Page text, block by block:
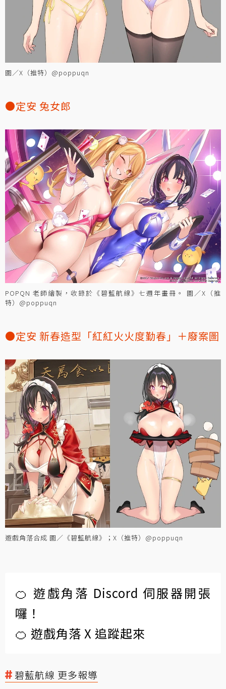
圖／X（推特）@poppuqn
●定安 兔女郎
POPQN 老師繪製，收錄於《碧藍航線》七週年畫冊。 圖／X（推
特）@poppuqn
●定安 新春造型「紅紅火火度勤春」＋廢案圖
遊戲角落合成 圖／《碧藍航線》；X（推特）@poppuqn
🍊 遊戲角落 Discord 伺服器開張
囉！
🍊 遊戲角落 X 追蹤起來
碧藍航線 更多報導